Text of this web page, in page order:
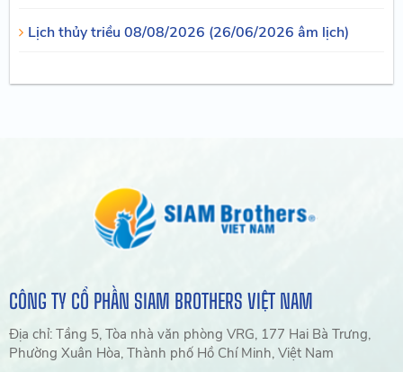
Lịch thủy triều 08/08/2026 (26/06/2026 âm lịch)
CÔNG TY CỔ PHẦN SIAM BROTHERS VIỆT NAM
Địa chỉ: Tầng 5, Tòa nhà văn phòng VRG, 177 Hai Bà Trưng,
Phường Xuân Hòa, Thành phố Hồ Chí Minh, Việt Nam